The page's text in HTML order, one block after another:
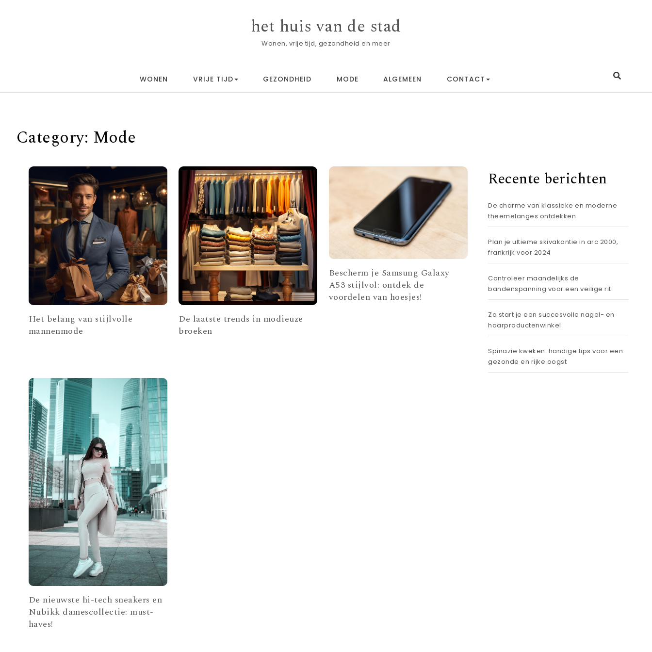
het huis van de stad
Wonen, vrije tijd, gezondheid en meer
WONEN VRIJE TIJD GEZONDHEID MODE ALGEMEEN CONTACT
Category: Mode
Het belang van stijlvolle
mannenmode
De laatste trends in modieuze
broeken
Bescherm je Samsung Galaxy
A53 stijlvol: ontdek de
voordelen van hoesjes!
De nieuwste hi-tech sneakers en
Nubikk damescollectie: must-
haves!
Recente berichten
De charme van klassieke en moderne
theemelanges ontdekken
Plan je ultieme skivakantie in arc 2000,
frankrijk voor 2024
Controleer maandelijks de
bandenspanning voor een veilige rit
Zo start je een succesvolle nagel- en
haarproductenwinkel
Spinazie kweken: handige tips voor een
gezonde en rijke oogst